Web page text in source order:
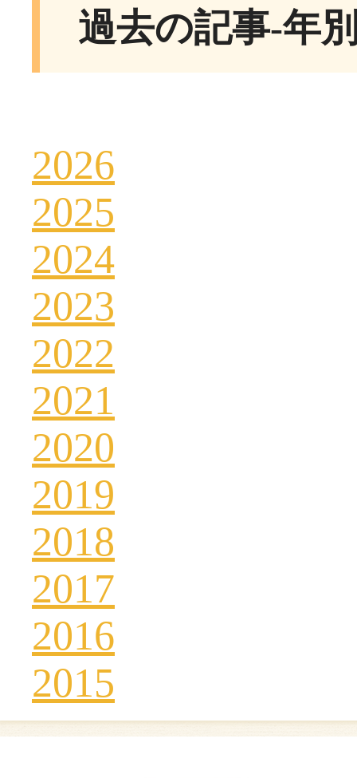
過去の記事-年
2026
2025
2024
2023
2022
2021
2020
2019
2018
2017
2016
2015